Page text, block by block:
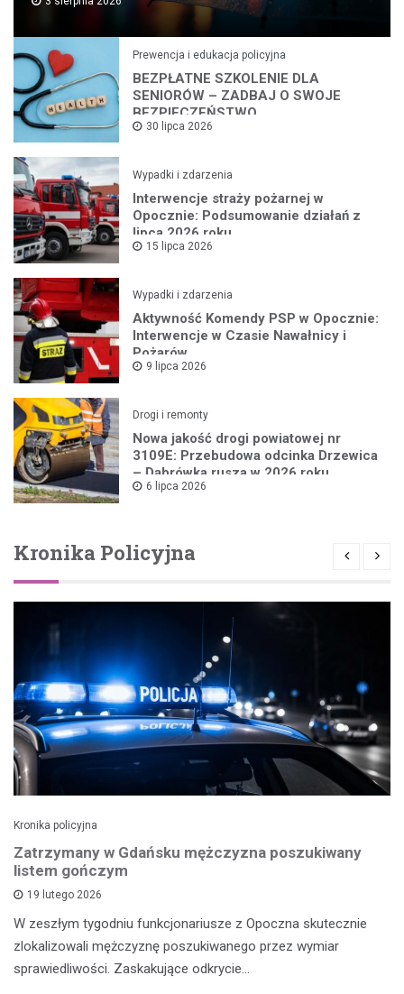
Prewencja i edukacja policyjna
BEZPŁATNE SZKOLENIE DLA
SENIORÓW – ZADBAJ O SWOJE
BEZPIECZEŃSTWO
30 lipca 2026
Wypadki i zdarzenia
Interwencje straży pożarnej w
Opocznie: Podsumowanie działań z
lipca 2026 roku
15 lipca 2026
Wypadki i zdarzenia
Aktywność Komendy PSP w Opocznie:
Interwencje w Czasie Nawałnicy i
Pożarów
9 lipca 2026
Drogi i remonty
Nowa jakość drogi powiatowej nr
3109E: Przebudowa odcinka Drzewica
– Dąbrówka rusza w 2026 roku
6 lipca 2026
Kronika Policyjna
Kronika policyjna
Zatrzymany w Gdańsku mężczyzna poszukiwany
listem gończym
19 lutego 2026
W zeszłym tygodniu funkcjonariusze z Opoczna skutecznie
zlokalizowali mężczyznę poszukiwanego przez wymiar
sprawiedliwości. Zaskakujące odkrycie…